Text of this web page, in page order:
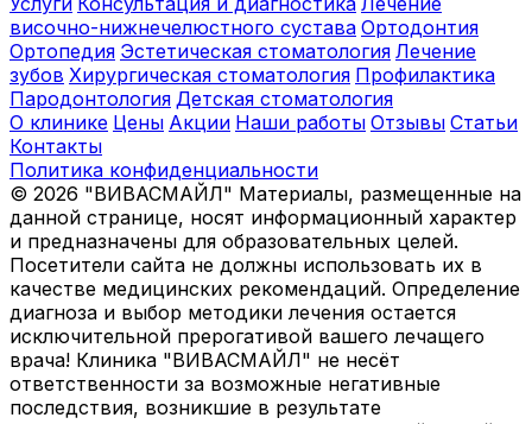
височно-нижнечелюстного сустава Ортодонтия
Ортопедия Эстетическая стоматология Лечение
зубов Хирургическая стоматология Профилактика
Пародонтология Детская стоматология
О клинике Цены Акции Наши работы Отзывы Статьи
Контакты
Политика конфиденциальности
© 2026 "ВИВАСМАЙЛ" Материалы, размещенные на
данной странице, носят информационный характер
и предназначены для образовательных целей.
Посетители сайта не должны использовать их в
качестве медицинских рекомендаций. Определение
диагноза и выбор методики лечения остается
исключительной прерогативой вашего лечащего
врача! Клиника "ВИВАСМАЙЛ" не несёт
ответственности за возможные негативные
последствия, возникшие в результате